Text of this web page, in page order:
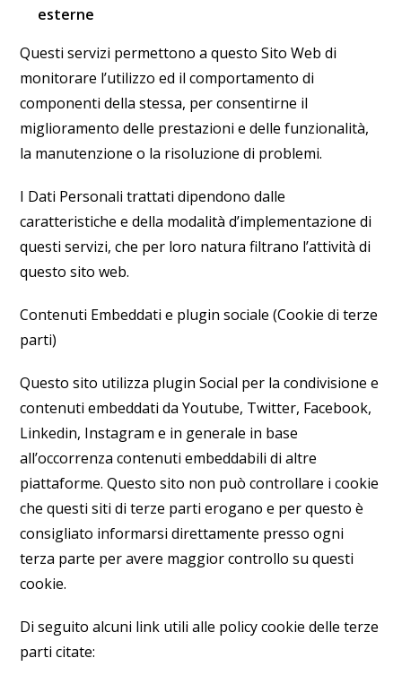
esterne
Questi servizi permettono a questo Sito Web di
monitorare l’utilizzo ed il comportamento di
componenti della stessa, per consentirne il
miglioramento delle prestazioni e delle funzionalità,
la manutenzione o la risoluzione di problemi.
I Dati Personali trattati dipendono dalle
caratteristiche e della modalità d’implementazione di
questi servizi, che per loro natura filtrano l’attività di
questo sito web.
Contenuti Embeddati e plugin sociale (Cookie di terze
parti)
Questo sito utilizza plugin Social per la condivisione e
contenuti embeddati da Youtube, Twitter, Facebook,
Linkedin, Instagram e in generale in base
all’occorrenza contenuti embeddabili di altre
piattaforme. Questo sito non può controllare i cookie
che questi siti di terze parti erogano e per questo è
consigliato informarsi direttamente presso ogni
terza parte per avere maggior controllo su questi
cookie.
Di seguito alcuni link utili alle policy cookie delle terze
parti citate: